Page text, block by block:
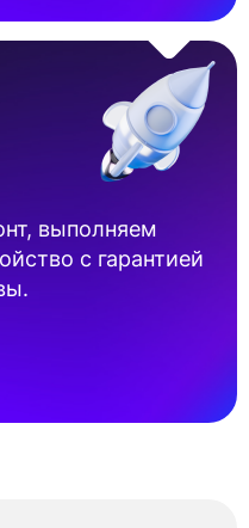
выполняем
с гарантией